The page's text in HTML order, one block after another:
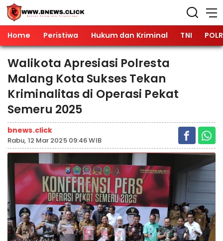
Home Peristiwa Hukum dan Kriminal TNI
Walikota Apresiasi Polresta
Malang Kota Sukses Tekan
Kriminalitas di Operasi Pekat
Semeru 2025
bnews.click
Rabu, 12 Mar 2025 09:46 WIB